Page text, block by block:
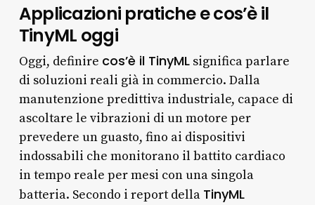
Applicazioni pratiche e cos’è il
TinyML oggi
Oggi, definire cos’è il TinyMLsignifica parlare
di soluzioni reali già in commercio. Dalla
manutenzione predittiva industriale, capace di
ascoltare le vibrazioni di un motore per
prevedere un guasto, fino ai dispositivi
indossabili che monitorano il battito cardiaco
in tempo reale per mesi con una singola
batteria. Secondo i report della TinyML